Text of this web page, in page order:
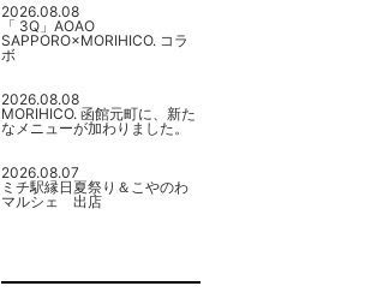
2026.08.08
「 3Q」AOAO
SAPPORO×MORIHICO. コラ
ボ
2026.08.08
MORIHICO. 函館元町に、新た
なメニューが加わりました。
2026.08.07
ミチ駅縁日夏祭り＆こやのわ
マルシェ 出店